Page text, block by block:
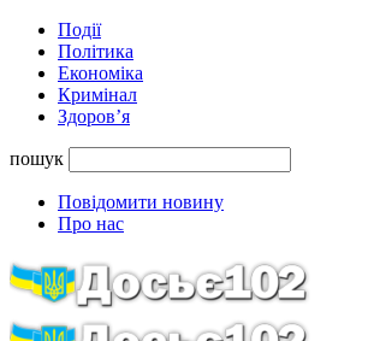
Події
Політика
Економіка
Кримінал
Здоров’я
пошук
Повідомити новину
Про нас